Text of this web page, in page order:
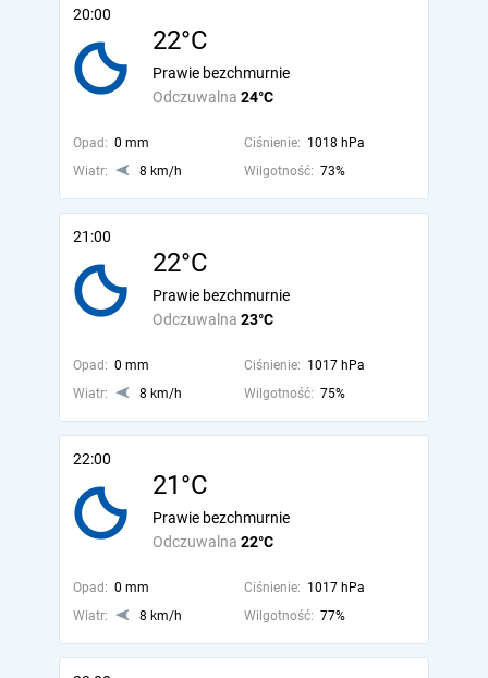
20:00
22°C
Odczuwalna 24°C
Prawie bezchmurnie
Opad: 0 mm Ciśnienie: 1018 hPa
Wiatr:
8 km/h Wilgotność: 73%
21:00
22°C
Odczuwalna 23°C
Prawie bezchmurnie
Opad: 0 mm Ciśnienie: 1017 hPa
Wiatr:
8 km/h Wilgotność: 75%
22:00
21°C
Odczuwalna 22°C
Prawie bezchmurnie
Opad: 0 mm Ciśnienie: 1017 hPa
Wiatr:
8 km/h Wilgotność: 77%